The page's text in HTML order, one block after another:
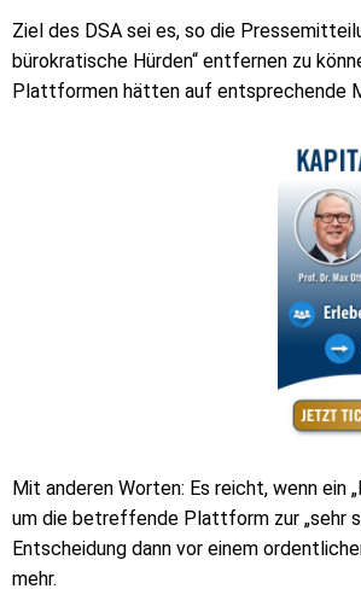
Ziel des DSA sei es, so die
bürokratische Hürden“ entfernen zu
Plattformen hätten auf entsprechende
Mit anderen Worten: Es reicht, wenn ein
um die betreffende Plattform zur „sehr
Entscheidung dann vor einem
mehr.